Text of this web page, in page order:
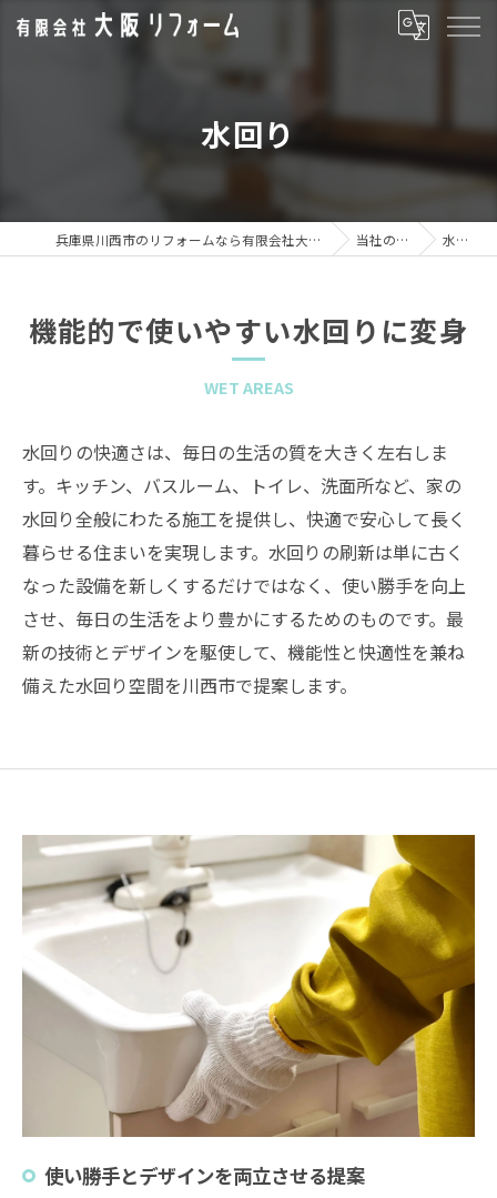
水回り
兵庫県川西市のリフォームなら有限会社大阪リフォーム 当社の特徴 水回り
機能的で使いやすい水回りに変身
WET AREAS
水回りの快適さは、毎日の生活の質を大きく左右しま
す。キッチン、バスルーム、トイレ、洗面所など、家の
水回り全般にわたる施工を提供し、快適で安心して長く
暮らせる住まいを実現します。水回りの刷新は単に古く
なった設備を新しくするだけではなく、使い勝手を向上
させ、毎日の生活をより豊かにするためのものです。最
新の技術とデザインを駆使して、機能性と快適性を兼ね
備えた水回り空間を川西市で提案します。
使い勝手とデザインを両立させる提案